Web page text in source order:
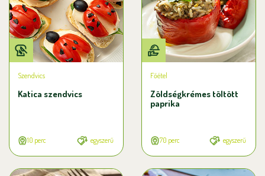
Szendvics
Katica szendvics
10 perc egyszerű
Főétel
Zöldségkrémes töltött
paprika
70 perc egyszerű